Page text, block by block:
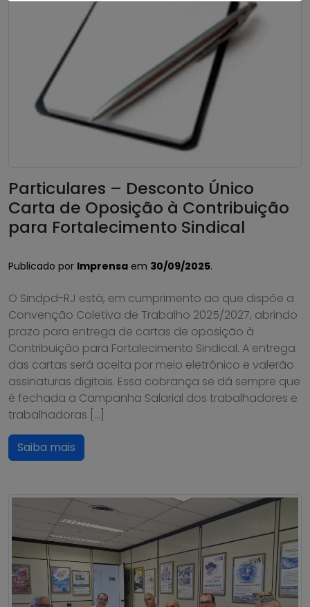
Particulares – Desconto Único
Carta de Oposição à Contribuição
para Fortalecimento Sindical
Publicado por Imprensa em 30/09/2025.
O Sindpd-RJ está, em cumprimento ao que dispõe a
Convenção Coletiva de Trabalho 2025/2027, abrindo
prazo para entrega de cartas de oposição à
Contribuição para Fortalecimento Sindical. A entrega
das cartas será aceita por meio eletrônico e valerão
assinaturas digitais. Essa cobrança se dá sempre que
é fechada a Campanha Salarial dos trabalhadores e
trabalhadoras […]
Saiba mais